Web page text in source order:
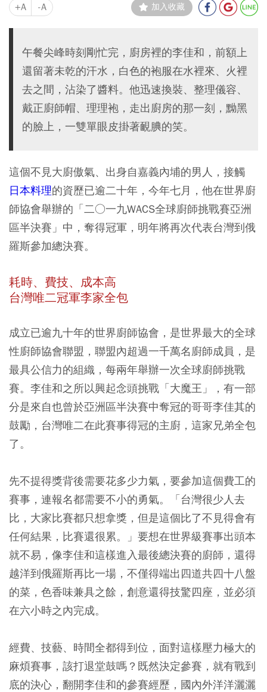
+A -A 加入收藏
午餐尖峰時刻剛忙完，廚房裡的李佳和，前額上
還留著未乾的汗水，白色的袍服在水裡來、火裡
去之間，沾染了醬料。他迅速換裝、整理儀容、
戴正廚師帽、理理袍，走出廚房的那一刻，黝黑
的臉上，一雙單眼皮掛著靦腆的笑。
這個不見大廚傲氣、出身自嘉義內埔的男人，接觸
日本料理的資歷已逾二十年，今年七月，他在世界廚
師協會舉辦的「二○一九WACS全球廚師挑戰賽亞洲
區半決賽」中，奪得冠軍，明年將再次代表台灣到俄
羅斯參加總決賽。
耗時、費技、成本高
台灣唯二冠軍李家全包
成立已逾九十年的世界廚師協會，是世界最大的全球
性廚師協會聯盟，聯盟內超過一千萬名廚師成員，是
最具公信力的組織，每兩年舉辦一次全球廚師挑戰
賽。李佳和之所以興起念頭挑戰「大魔王」，有一部
分是來自也曾於亞洲區半決賽中奪冠的哥哥李佳其的
鼓勵，台灣唯二在此賽事得冠的主廚，這家兄弟全包
了。
先不提得獎背後需要花多少力氣，要參加這個費工的
賽事，連報名都需要不小的勇氣。「台灣很少人去
比，大家比賽都只想拿獎，但是這個比了不見得會有
任何結果，比賽還很累。」要想在世界級賽事出頭本
就不易，像李佳和這樣進入最後總決賽的廚師，還得
越洋到俄羅斯再比一場，不僅得端出四道共四十八盤
的菜，色香味兼具之餘，創意還得技驚四座，並必須
在六小時之內完成。
經費、技藝、時間全都得到位，面對這樣壓力極大的
麻煩賽事，該打退堂鼓嗎？既然決定參賽，就有戰到
底的決心，翻開李佳和的參賽經歷，國內外洋洋灑灑